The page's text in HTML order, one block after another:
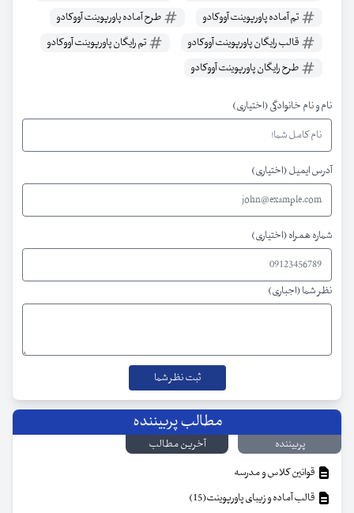
تم آماده پاورپوینت آووکادو
طرح آماده پاورپوینت آووکادو
قالب رایگان پاورپوینت آووکادو
تم رایگان پاورپوینت آووکادو
طرح رایگان پاورپوینت آووکادو
نام و نام خانوادگی (اختیاری)
آدرس ایمیل (اختیاری)
شماره همراه (اختیاری)
نظر شما (اجباری)
مطالب پربیننده
پربیننده
آخرین مطالب
قوانین کلاس و مدرسه
قالب آماده و زیبای پاورپوینت(15)